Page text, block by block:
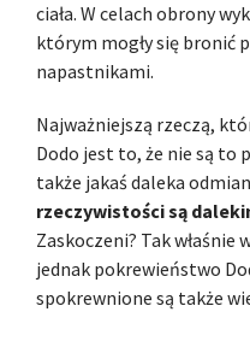
ciała. W celach obrony
którym mogły się bronić
napastnikami.
Najważniejszą rzeczą,
Dodo jest to, że nie są to
także jakaś daleka
rzeczywistości są
Zaskoczeni? Tak właśnie
jednak pokrewieństwo
spokrewnione są także